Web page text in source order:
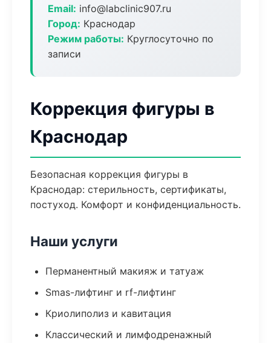
Email: info@labclinic907.ru
Город: Краснодар
Режим работы: Круглосуточно по
записи
Коррекция фигуры в
Краснодар
Безопасная коррекция фигуры в
Краснодар: стерильность, сертификаты,
постуход. Комфорт и конфиденциальность.
Наши услуги
Перманентный макияж и татуаж
Smas-лифтинг и rf-лифтинг
Криолиполиз и кавитация
Классический и лимфодренажный